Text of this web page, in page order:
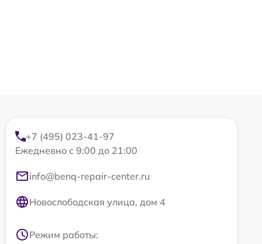
+7 (495) 023-41-97
Ежедневно с 9:00 до 21:00
info@benq-repair-center.ru
Новослободская улица, дом 4
Режим работы: